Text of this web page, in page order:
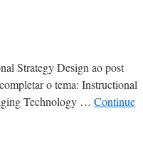
Strategy Design ao post
o tema: Instructional
Technology … Continue